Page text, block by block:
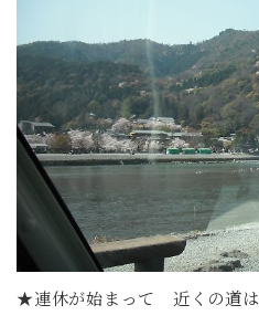
★連休が始まって 近くの道は